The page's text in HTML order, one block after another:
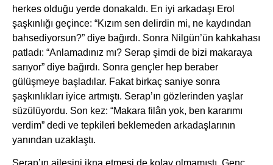
herkes olduğu yerde donakaldı. En iyi arkadaşı Erol
şaşkınlığı geçince: “Kızım sen delirdin mi, ne kaydından
bahsediyorsun?” diye bağırdı. Sonra Nilgün’ün kahkahası
patladı: “Anlamadınız mı? Serap şimdi de bizi makaraya
sarıyor” diye bağırdı. Sonra gençler hep beraber
gülüşmeye başladılar. Fakat birkaç saniye sonra
şaşkınlıkları iyice artmıştı. Serap’ın gözlerinden yaşlar
süzülüyordu. Son kez: “Makara filân yok, ben kararımı
verdim” dedi ve tepkileri beklemeden arkadaşlarının
yanından uzaklaştı.